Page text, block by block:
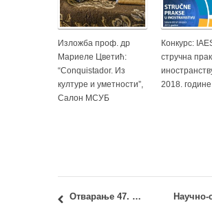
Изложба проф. др
Мариеле Цветић:
“Conquistador. Из
културе и уметности”,
Салон МСУБ
Конкурс:
стручна
2018. године
Отварање 47. Салона архитектуре: Под притиском